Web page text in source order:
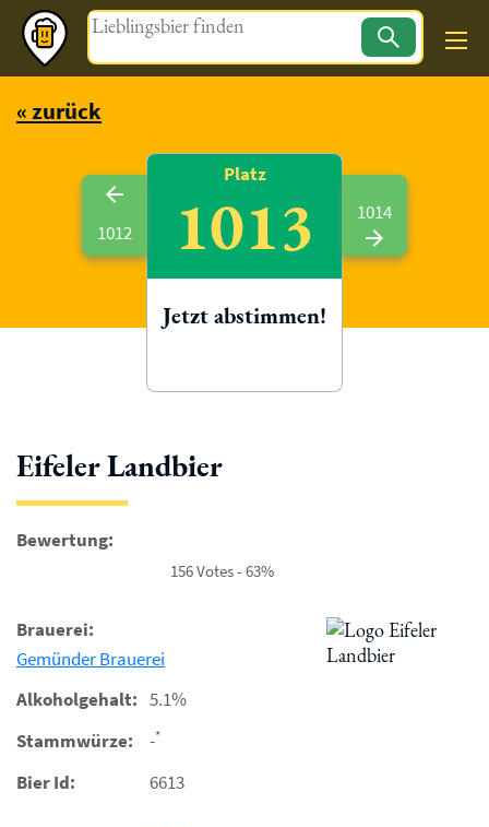
Magazin
« zurück
Eifeler Landbier
Bewertung:
156 Votes - 63%
Brauerei:
Gemünder Brauerei
Alkoholgehalt: 5.1%
Stammwürze:
-*
Bier Id: 6613
1012
Platz
1013
Jetzt abstimmen!
1014